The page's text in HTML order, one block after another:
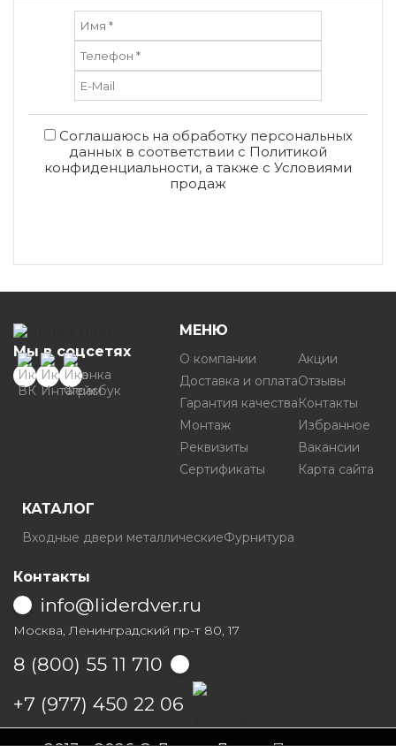
Соглашаюсь на обработку персональных
данных в соответствии с Политикой
конфиденциальности, а также с Условиями
продаж
Мы в соцсетях
МЕНЮ
О компании
Доставка и оплата
Гарантия качества
Монтаж
Реквизиты
Сертификаты
Акции
Отзывы
Контакты
Избранное
Вакансии
Карта сайта
КАТАЛОГ
Входные двери металлическиеФурнитура
Контакты
info@liderdver.ru
Москва, Ленинградский пр-т 80, 17
8 (800) 55 11 710
+7 (977) 450 22 06
Написать на Whatsapp